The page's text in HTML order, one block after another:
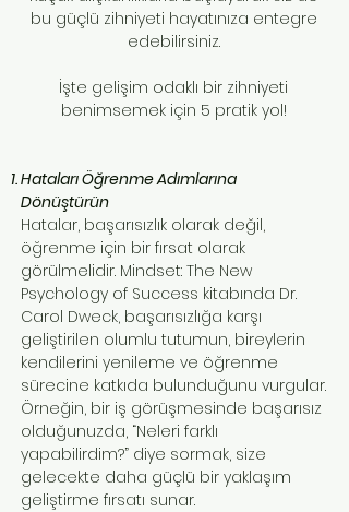
bu güçlü zihniyeti hayatınıza entegre
edebilirsiniz.
İşte gelişim odaklı bir zihniyeti
benimsemek için 5 pratik yol!
Hataları Öğrenme Adımlarına
Dönüştürün
Hatalar, başarısızlık olarak değil,
öğrenme için bir fırsat olarak
görülmelidir. Mindset: The New
Psychology of Success kitabında Dr.
Carol Dweck, başarısızlığa karşı
geliştirilen olumlu tutumun, bireylerin
kendilerini yenileme ve öğrenme
sürecine katkıda bulunduğunu vurgular.
Örneğin, bir iş görüşmesinde başarısız
olduğunuzda, “Neleri farklı
yapabilirdim?” diye sormak, size
gelecekte daha güçlü bir yaklaşım
geliştirme fırsatı sunar.